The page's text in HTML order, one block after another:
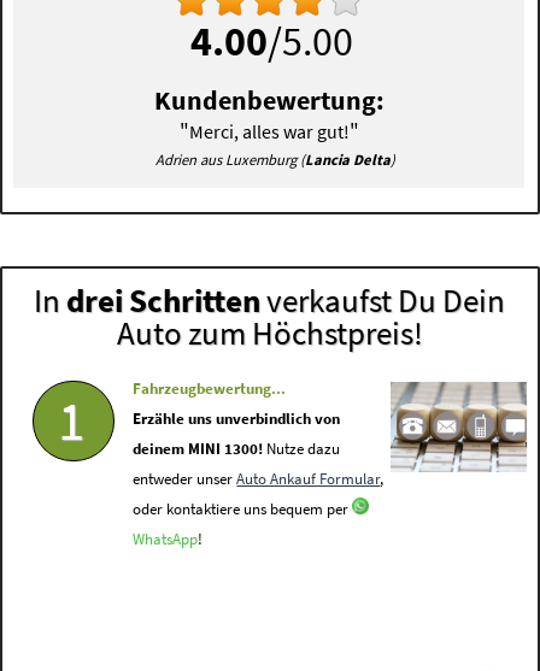
4.00/5.00
Kundenbewertung:
"Merci, alles war gut!"
Adrien aus Luxemburg (Lancia Delta)
In drei Schrittenverkaufst Du Dein
Auto zum Höchstpreis!
1
Fahrzeugbewertung...
Erzähle uns unverbindlich von
deinem MINI 1300! Nutze dazu
entweder unserAuto Ankauf Formular,
oder kontaktiere uns bequem per
WhatsApp!